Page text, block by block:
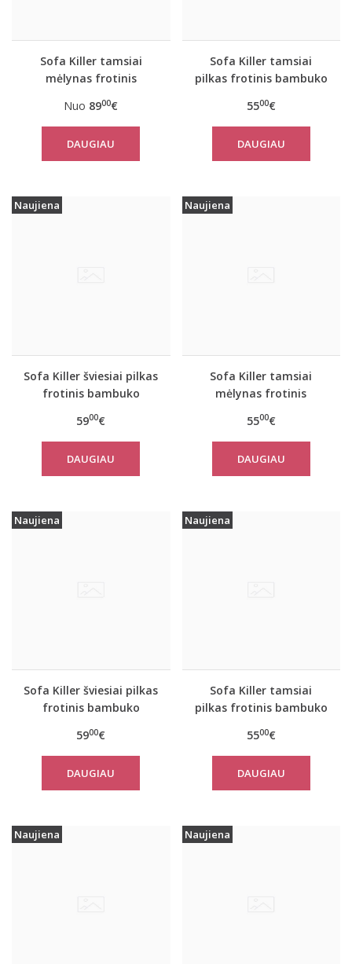
Sofa Killer tamsiai
mėlynas frotinis
kombinezonas
Nuo 8900€
DAUGIAU
Sofa Killer tamsiai
pilkas frotinis bambuko
5500€
DAUGIAU
Naujiena
Sofa Killer šviesiai pilkas
frotinis bambuko
5900€
DAUGIAU
Naujiena
Sofa Killer tamsiai
mėlynas frotinis
5500€
DAUGIAU
Naujiena
Sofa Killer šviesiai pilkas
frotinis bambuko
5900€
DAUGIAU
Naujiena
Sofa Killer tamsiai
pilkas frotinis bambuko
5500€
DAUGIAU
Naujiena Naujiena